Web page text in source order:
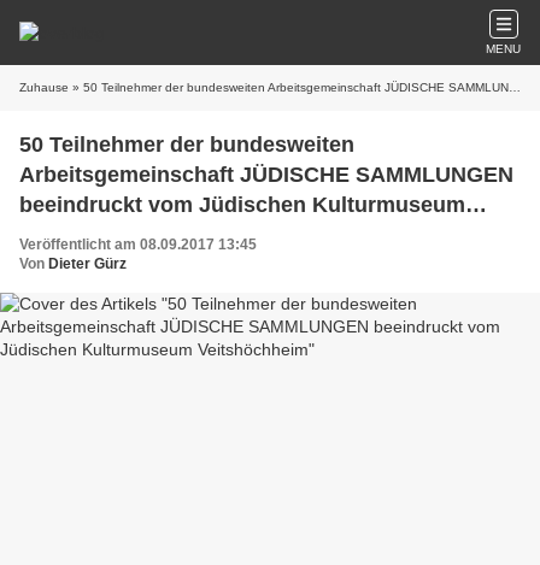
MENU
Zuhause » 50 Teilnehmer der bundesweiten Arbeitsgemeinschaft JÜDISCHE SAMMLUNGEN beeindruckt vom Jüdischen Kulturmuseum Veitshöchheim
50 Teilnehmer der bundesweiten
Arbeitsgemeinschaft JÜDISCHE SAMMLUNGEN
beeindruckt vom Jüdischen Kulturmuseum
Veitshöchheim
Veröffentlicht am 08.09.2017 13:45
Von Dieter Gürz